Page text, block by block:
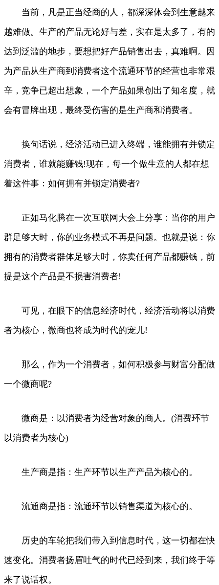
当前，凡是正当经商的人，都深深体会到生意越来
越难做。生产的产品无论好与差，实在是太多了，有的
达到泛滥的地步，要想把好产品销售出去，真难啊。因
为产品从生产商到消费者这个流通环节的经营也非常艰
辛，竞争已超出想象，一个产品如果创出了知名度，就
会有冒牌出现，最终受伤害的是生产商和消费者。
换句话说，经济活动已进入终端，谁能拥有并锁定
消费者，谁就能赚钱!现在，每一个做生意的人都在想
着这件事：如何拥有并锁定消费者?
正如马化腾在一次互联网大会上分享：当你的用户
群足够大时，你的业务模式不再是问题。也就是说：你
拥有的消费者群体足够大时，你卖任何产品都赚钱，前
提是这个产品是不损害消费者!
可见，在眼下的信息经济时代，经济活动将以消费
者为核心，微商也将成为时代的宠儿!
那么，作为一个消费者，如何积极参与财富分配做
一个微商呢?
微商是：以消费者为经营对象的商人。(消费环节
以消费者为核心)
生产商是指：生产环节以生产产品为核心的。
流通商是指：流通环节以销售渠道为核心的。
历史的车轮把我们带入到信息时代，这一切都在快
速变化。消费者扬眉吐气的时代已经到来，我们终于等
来了说话权。